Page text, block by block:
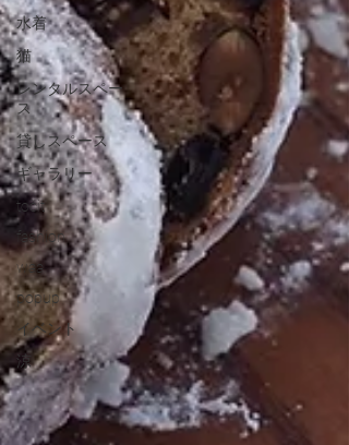
水着
猫
レンタルスペー
ス
貸しスペース
ギャラリー
točit
fashion
waa
popup
イベント
涼